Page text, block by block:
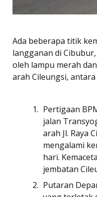
Ada beberapa titik
langganan di
oleh lampu merah
arah Cileungsi, antara
Pertigaan
jalan
arah Jl. Raya
mengalami
hari.
jembatan
Putaran